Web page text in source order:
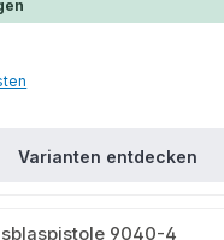
Varianten entdecken